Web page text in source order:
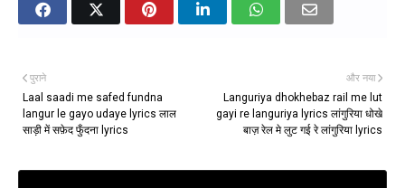
और नया
Languriya dhokhebaz rail me lut
gayi re languriya lyrics लांगुरिया धोखे
बाज़ रेल मे लुट गई रे लांगुरिया lyrics
पुराने
Laal saadi me safed fundna
langur le gayo udaye lyrics लाल
साड़ी में सफ़ेद फुँदना lyrics